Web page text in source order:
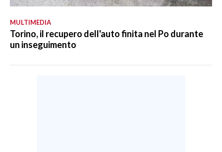
MULTIMEDIA
Torino, il recupero dell'auto finita nel Po durante
un inseguimento